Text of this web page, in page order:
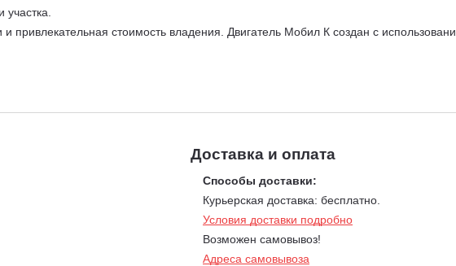
привлекательная стоимость владения. Двигатель Мобил К создан с
TORQ JAPAN.Косите более высокую траву по сравнению с механической
степенью нажатия на педаль переднего/заднего хода. Трансмиссия имеет
используйте педаль тормоза. Используйте специальный рычаг
Экономия времени и удобство - косите без лишних маневров! Установив режим
кошения задних ходом, если подъехать к скашиваемому участку передом
Доставка и оплата
Способы доставки:
Курьерская доставка: бесплатно.
Условия доставки подробно
Возможен самовывоз!
Адреса самовывоза